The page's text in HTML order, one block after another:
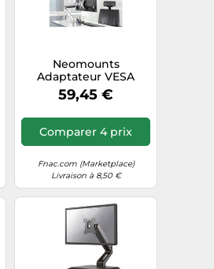
Neomounts
Adaptateur VESA
FPMA-LIFT100
réglable en hauteur
Noir
59,45 €
Comparer 4 prix
Fnac.com (Marketplace)
Livraison à 8,50 €